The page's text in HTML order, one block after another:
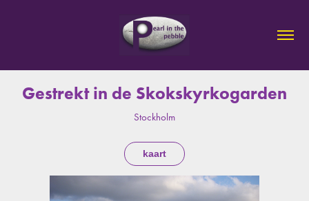
Gestrekt in de Skokskyrkogarden
Stockholm
kaart